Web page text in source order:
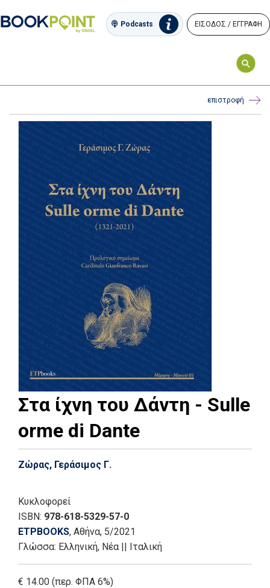
Podcasts ΕΙΣΟΔΟΣ / ΕΓΓΡΑΦΗ
επιστροφή
Στα ίχνη του Δάντη - Sulle
orme di Dante
Ζώρας, Γεράσιμος Γ.
Κυκλοφορεί
ISBN: 978-618-5329-57-0
ETPBOOKS, Αθήνα, 5/2021
Γλώσσα: Ελληνική, Νέα || Ιταλική
€ 14.00 (περ. ΦΠΑ 6%)